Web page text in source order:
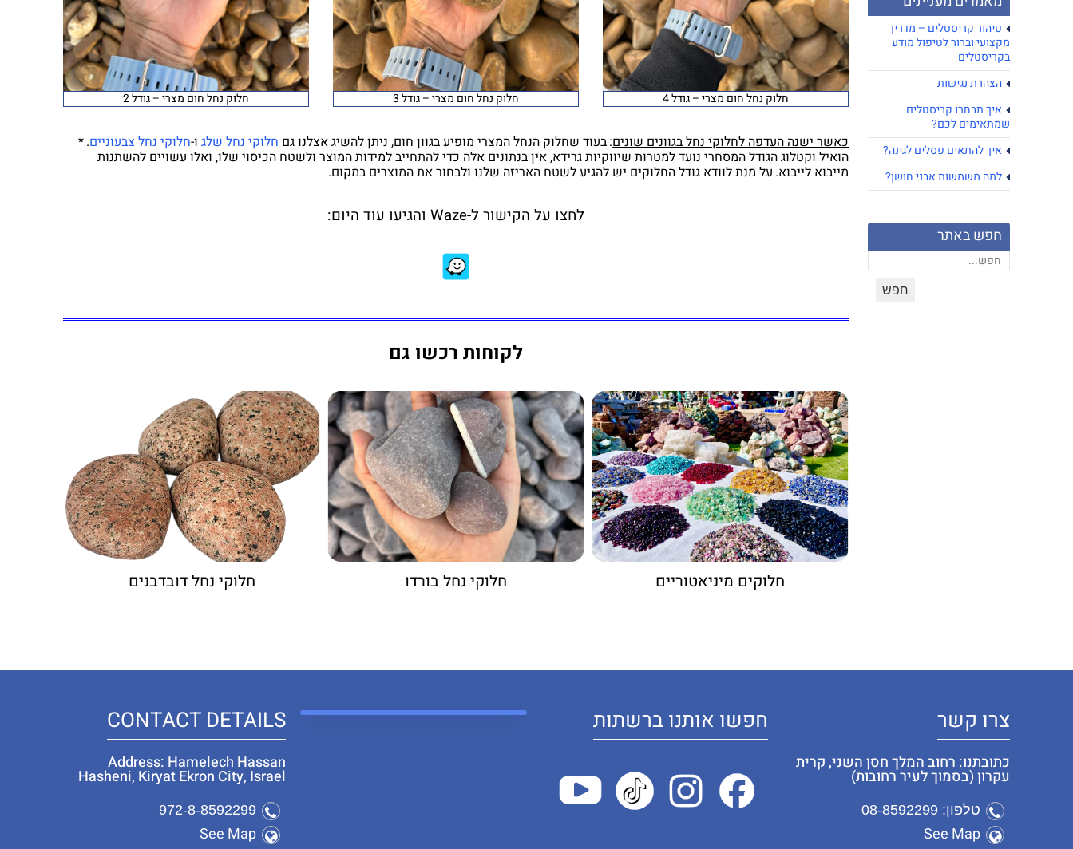
טיהור קריסטלים – מדריך
מקצועי וברור לטיפול מודע
בקריסטלים
הצהרת נגישות
איך תבחרו קריסטלים
שמתאימים לכם?
איך להתאים פסלים לגינה?
למה משמשות אבני חושן?
חפש באתר
חלוק נחל חום מצרי – גודל 2 חלוק נחל חום מצרי – גודל 3 חלוק נחל חום מצרי – גודל 4
כאשר ישנה העדפה לחלוקי נחל בגוונים שונים:בעוד שחלוק הנחל המצרי מופיע בגוון חום, ניתן להשיג אצלנו גם חלוקי נחל שלגו-חלוקי נחל צבעוניים.
*
הואיל וקטלוג הגודל המסחרי נועד למטרות שיווקיות גרידא, אין בנתונים אלה כדי להתחייב למידות המוצר ולשטח הכיסוי שלו, ואלו עשויים להשתנות
מייבוא לייבוא. על מנת לוודא גודל החלוקים יש להגיע לשטח האריזה שלנו ולבחור את המוצרים במקום.
לחצו על הקישור ל-Waze והגיעו עוד היום:
לקוחות רכשו גם
חלוקי נחל דובדבנים חלוקי נחל בורדו חלוקים מיניאטוריים
צרו קשר
כתובתנו: רחוב המלך חסן השני, קרית
עקרון (בסמוך לעיר רחובות)
טלפון: 08-8592299
See Map
חפשו אותנו ברשתות CONTACT DETAILS
Address: Hamelech Hassan
Hasheni, Kiryat Ekron City, Israel
972-8-8592299
See Map